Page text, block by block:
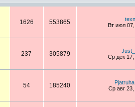
1626 553865
Вт июл
237 305879
Ср дек
54 185240
Ср авг